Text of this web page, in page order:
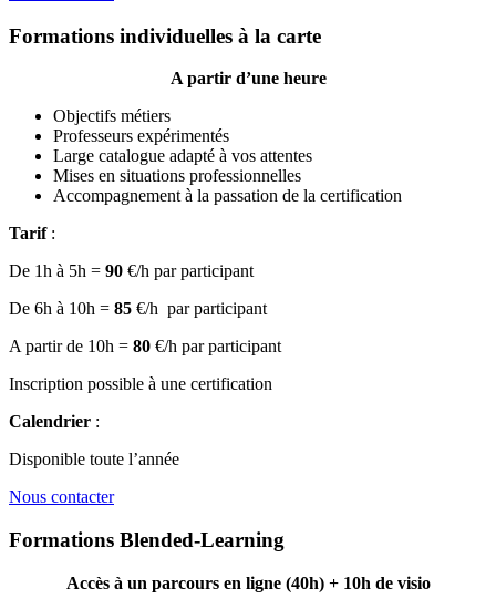
Formations individuelles à la carte
A partir d’une heure
Objectifs métiers
Professeurs expérimentés
Large catalogue adapté à vos attentes
Mises en situations professionnelles
Accompagnement à la passation de la certification
Tarif:
De 1h à 5h = 90 €/h par participant
De 6h à 10h = 85 €/h par participant
A partir de 10h = 80 €/h par participant
Inscription possible à une certification
Calendrier :
Disponible toute l’année
Nous contacter
Formations Blended-Learning
Accès à un parcours en ligne (40h) + 10h de visio